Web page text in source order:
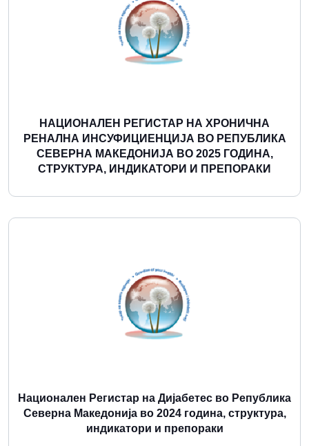
Повеќе
НАЦИОНАЛЕН РЕГИСТАР НА ХРОНИЧНА
РЕНАЛНА ИНСУФИЦИЕНЦИЈА ВО РЕПУБЛИКА
СЕВЕРНА МАКЕДОНИЈА ВО 2025 ГОДИНА,
СТРУКТУРА, ИНДИКАТОРИ И ПРЕПОРАКИ
Повеќе
Национален Регистар на Дијабетес во Република
Северна Македонија во 2024 година, структура,
индикатори и препораки